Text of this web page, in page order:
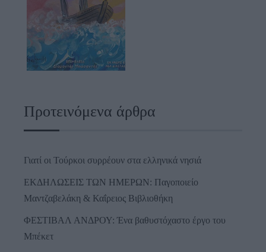
Προτεινόμενα άρθρα
Γιατί οι Τούρκοι συρρέουν στα ελληνικά νησιά
ΕΚΔΗΛΩΣΕΙΣ ΤΩΝ ΗΜΕΡΩΝ: Παγοποιείο
Μαντζαβελάκη & Καΐρειος Βιβλιοθήκη
ΦΕΣΤΙΒΑΛ ΑΝΔΡΟΥ: Ένα βαθυστόχαστο έργο του
Μπέκετ